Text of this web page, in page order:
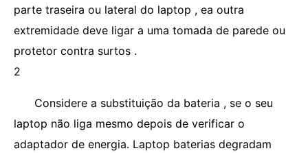
parte traseira ou lateral do laptop , ea outra
extremidade deve ligar a uma tomada de parede ou
protetor contra surtos .
2
Considere a substituição da bateria , se o seu
laptop não liga mesmo depois de verificar o
adaptador de energia. Laptop baterias degradam